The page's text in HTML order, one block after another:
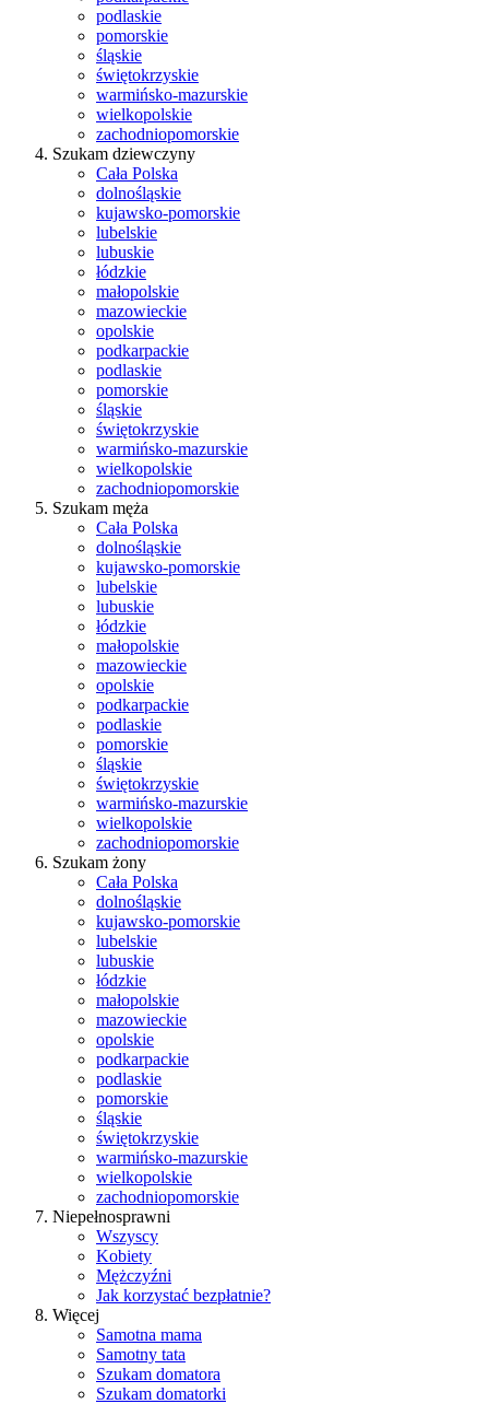
podlaskie
pomorskie
śląskie
świętokrzyskie
warmińsko-mazurskie
wielkopolskie
zachodniopomorskie
Szukam dziewczyny
Cała Polska
dolnośląskie
kujawsko-pomorskie
lubelskie
lubuskie
łódzkie
małopolskie
mazowieckie
opolskie
podkarpackie
podlaskie
pomorskie
śląskie
świętokrzyskie
warmińsko-mazurskie
wielkopolskie
zachodniopomorskie
Szukam męża
Cała Polska
dolnośląskie
kujawsko-pomorskie
lubelskie
lubuskie
łódzkie
małopolskie
mazowieckie
opolskie
podkarpackie
podlaskie
pomorskie
śląskie
świętokrzyskie
warmińsko-mazurskie
wielkopolskie
zachodniopomorskie
Szukam żony
Cała Polska
dolnośląskie
kujawsko-pomorskie
lubelskie
lubuskie
łódzkie
małopolskie
mazowieckie
opolskie
podkarpackie
podlaskie
pomorskie
śląskie
świętokrzyskie
warmińsko-mazurskie
wielkopolskie
zachodniopomorskie
Niepełnosprawni
Wszyscy
Kobiety
Mężczyźni
Jak korzystać bezpłatnie?
Więcej
Samotna mama
Samotny tata
Szukam domatora
Szukam domatorki